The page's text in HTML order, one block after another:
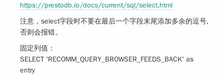
https://prestodb.io/docs/current/sql/select.html
注意，select字段时不要在最后一个字段末尾添加多余的逗号,
否则会报错。
固定列值：
SELECT 'RECOMM_QUERY_BROWSER_FEEDS_BACK' as
entry